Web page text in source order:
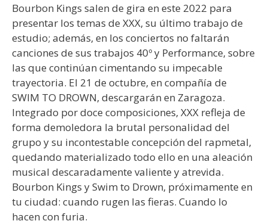
Bourbon Kings salen de gira en este 2022 para
presentar los temas de XXX, su último trabajo de
estudio; además, en los conciertos no faltarán
canciones de sus trabajos 40º y Performance, sobre
las que continúan cimentando su impecable
trayectoria. El 21 de octubre, en compañía de
SWIM TO DROWN, descargarán en Zaragoza.
Integrado por doce composiciones, XXX refleja de
forma demoledora la brutal personalidad del
grupo y su incontestable concepción del rapmetal,
quedando materializado todo ello en una aleación
musical descaradamente valiente y atrevida.
Bourbon Kings y Swim to Drown, próximamente en
tu ciudad: cuando rugen las fieras. Cuando lo
hacen con furia.